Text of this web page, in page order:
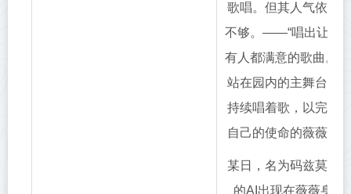
歌唱。但其人气依然
不够。――“唱出让所
有人都满意的歌曲。”
站在园内的主舞台上
持续唱着歌，以完成
自己的使命的薇薇。
某日，名为码兹莫特
的AI出现在薇薇身